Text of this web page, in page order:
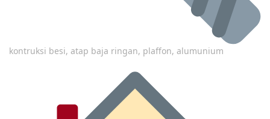
kontruksi besi, atap baja ringan, plaffon, alumunium